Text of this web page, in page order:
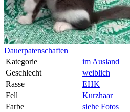
Dauerpatenschaften
Kategorie
im Ausland
Geschlecht
weiblich
Rasse
EHK
Fell
Kurzhaar
Farbe
siehe Fotos